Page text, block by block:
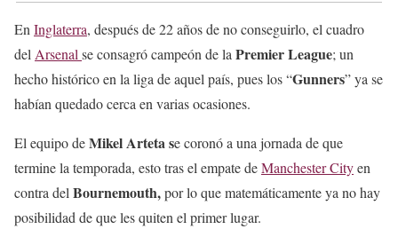
EnInglaterra, después de 22 años de no conseguirlo, el cuadro
delArsenalse consagró campeón de laPremier League; un
hecho histórico en la liga de aquel país, pues los “Gunners” ya se
habían quedado cerca en varias ocasiones.
El equipo deMikel Arteta se coronó a una jornada de que
termine la temporada, esto tras el empate deManchester Cityen
contra delBournemouth,por lo que matemáticamente ya no hay
posibilidad de que les quiten el primer lugar.